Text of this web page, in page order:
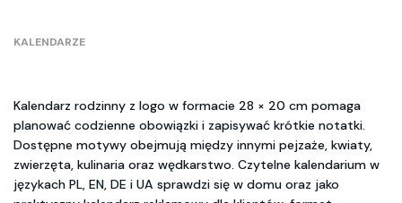
KALENDARZE
Kalendarz rodzinny z logo w formacie 28 × 20 cm pomaga
planować codzienne obowiązki i zapisywać krótkie notatki.
Dostępne motywy obejmują między innymi pejzaże, kwiaty,
zwierzęta, kulinaria oraz wędkarstwo. Czytelne kalendarium w
językach PL, EN, DE i UA sprawdzi się w domu oraz jako